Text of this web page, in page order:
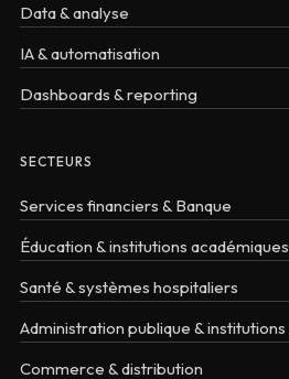
Data & analyse
IA & automatisation
Dashboards & reporting
SECTEURS
Services financiers & Banque
Éducation & institutions académiques
Santé & systèmes hospitaliers
Administration publique & institutions
Commerce & distribution